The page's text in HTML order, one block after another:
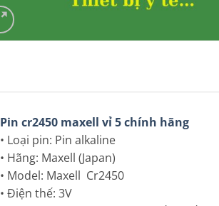
Pin cr2450 maxell vỉ 5 chính hãng
• Loại pin: Pin alkaline
• Hãng: Maxell (Japan)
• Model: Maxell Cr2450
• Điện thế: 3V